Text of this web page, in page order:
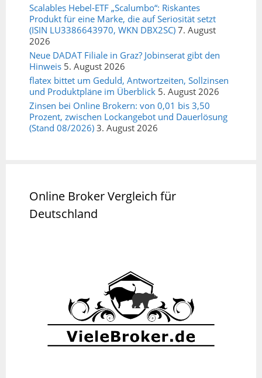
Scalables Hebel-ETF „Scalumbo“: Riskantes
Produkt für eine Marke, die auf Seriosität setzt
(ISIN LU3386643970, WKN DBX2SC) 7. August
2026
Neue DADAT Filiale in Graz? Jobinserat gibt den
Hinweis 5. August 2026
flatex bittet um Geduld, Antwortzeiten, Sollzinsen
und Produktpläne im Überblick 5. August 2026
Zinsen bei Online Brokern: von 0,01 bis 3,50
Prozent, zwischen Lockangebot und Dauerlösung
(Stand 08/2026) 3. August 2026
Online Broker Vergleich für
Deutschland